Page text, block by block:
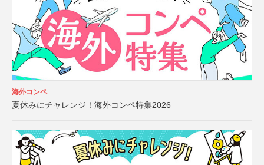
海外コンペ
夏休みにチャレンジ！海外コンペ特集2026